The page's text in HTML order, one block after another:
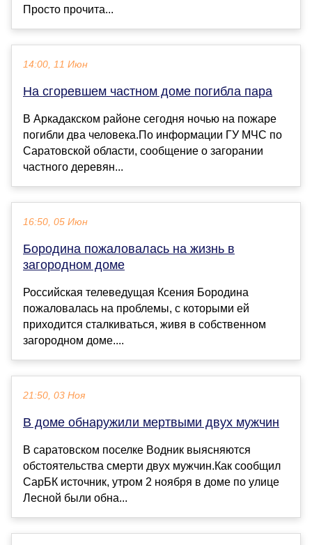
Просто прочита...
14:00, 11 Июн
На сгоревшем частном доме погибла пара
В Аркадакском районе сегодня ночью на пожаре
погибли два человека.По информации ГУ МЧС по
Саратовской области, сообщение о загорании
частного деревян...
16:50, 05 Июн
Бородина пожаловалась на жизнь в
загородном доме
Российская телеведущая Ксения Бородина
пожаловалась на проблемы, с которыми ей
приходится сталкиваться, живя в собственном
загородном доме....
21:50, 03 Ноя
В доме обнаружили мертвыми двух мужчин
В саратовском поселке Водник выясняются
обстоятельства смерти двух мужчин.Как сообщил
СарБК источник, утром 2 ноября в доме по улице
Лесной были обна...